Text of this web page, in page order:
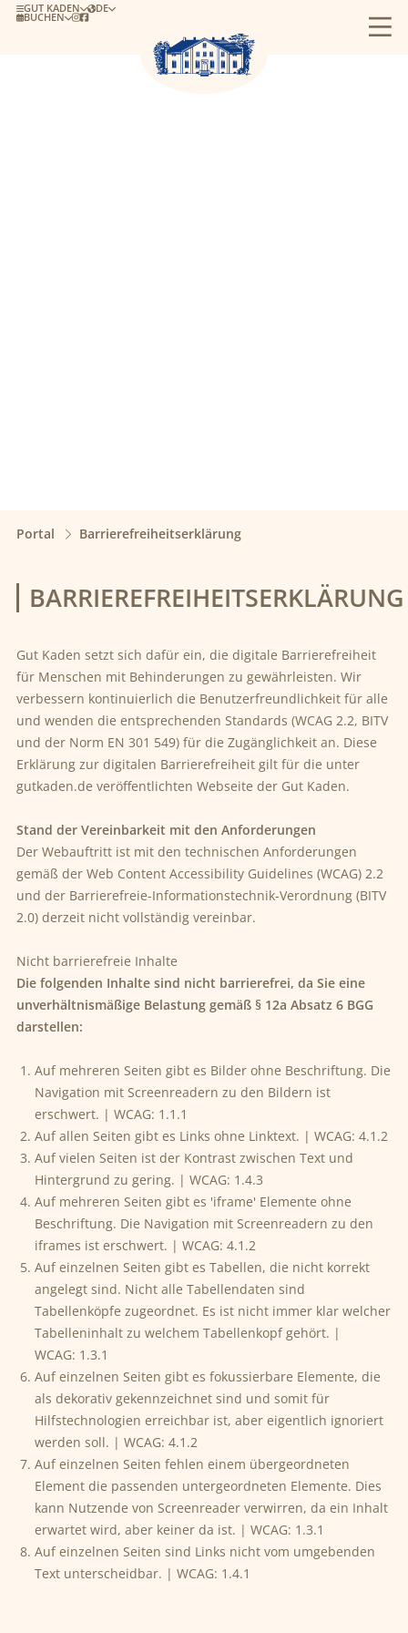
BUCHEN 
GUT KADEN DE
Portal Barrierefreiheitserklärung
BARRIEREFREIHEITSERKLÄRUNG
Gut Kaden setzt sich dafür ein, die digitale Barrierefreiheit
für Menschen mit Behinderungen zu gewährleisten. Wir
verbessern kontinuierlich die Benutzerfreundlichkeit für alle
und wenden die entsprechenden Standards (WCAG 2.2, BITV
und der Norm EN 301 549) für die Zugänglichkeit an. Diese
Erklärung zur digitalen Barrierefreiheit gilt für die unter
gutkaden.de veröffentlichten Webseite der Gut Kaden.
Stand der Vereinbarkeit mit den Anforderungen
Der Webauftritt ist mit den technischen Anforderungen
gemäß der Web Content Accessibility Guidelines (WCAG) 2.2
und der Barrierefreie-Informationstechnik-Verordnung (BITV
2.0) derzeit nicht vollständig vereinbar.
Nicht barrierefreie Inhalte
Die folgenden Inhalte sind nicht barrierefrei, da Sie eine
unverhältnismäßige Belastung gemäß § 12a Absatz 6 BGG
darstellen:
Auf mehreren Seiten gibt es Bilder ohne Beschriftung. Die
Navigation mit Screenreadern zu den Bildern ist
erschwert. | WCAG: 1.1.1
Auf allen Seiten gibt es Links ohne Linktext. | WCAG: 4.1.2
Auf vielen Seiten ist der Kontrast zwischen Text und
Hintergrund zu gering. | WCAG: 1.4.3
Auf mehreren Seiten gibt es 'iframe' Elemente ohne
Beschriftung. Die Navigation mit Screenreadern zu den
iframes ist erschwert. | WCAG: 4.1.2
Auf einzelnen Seiten gibt es Tabellen, die nicht korrekt
angelegt sind. Nicht alle Tabellendaten sind
Tabellenköpfe zugeordnet. Es ist nicht immer klar welcher
Tabelleninhalt zu welchem Tabellenkopf gehört. |
WCAG: 1.3.1
Auf einzelnen Seiten gibt es fokussierbare Elemente, die
als dekorativ gekennzeichnet sind und somit für
Hilfstechnologien erreichbar ist, aber eigentlich ignoriert
werden soll. | WCAG: 4.1.2
Auf einzelnen Seiten fehlen einem übergeordneten
Element die passenden untergeordneten Elemente. Dies
kann Nutzende von Screenreader verwirren, da ein Inhalt
erwartet wird, aber keiner da ist. | WCAG: 1.3.1
Auf einzelnen Seiten sind Links nicht vom umgebenden
Text unterscheidbar. | WCAG: 1.4.1